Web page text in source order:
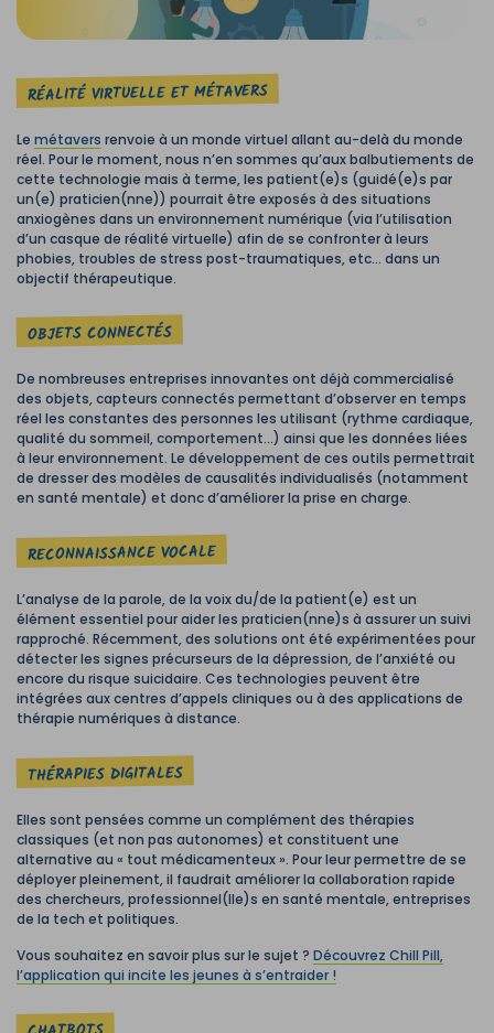
RÉALITÉ VIRTUELLE ET MÉTAVERS
Le métavers renvoie à un monde virtuel allant au-delà du monde
réel. Pour le moment, nous n’en sommes qu’aux balbutiements de
cette technologie mais à terme, les patient(e)s (guidé(e)s par
un(e) praticien(nne)) pourrait être exposés à des situations
anxiogènes dans un environnement numérique (via l’utilisation
d’un casque de réalité virtuelle) afin de se confronter à leurs
phobies, troubles de stress post-traumatiques, etc… dans un
objectif thérapeutique.
OBJETS CONNECTÉS
De nombreuses entreprises innovantes ont déjà commercialisé
des objets, capteurs connectés permettant d’observer en temps
réel les constantes des personnes les utilisant (rythme cardiaque,
qualité du sommeil, comportement…) ainsi que les données liées
à leur environnement. Le développement de ces outils permettrait
de dresser des modèles de causalités individualisés (notamment
en santé mentale) et donc d’améliorer la prise en charge.
RECONNAISSANCE VOCALE
L’analyse de la parole, de la voix du/de la patient(e) est un
élément essentiel pour aider les praticien(nne)s à assurer un suivi
rapproché. Récemment, des solutions ont été expérimentées pour
détecter les signes précurseurs de la dépression, de l’anxiété ou
encore du risque suicidaire. Ces technologies peuvent être
intégrées aux centres d’appels cliniques ou à des applications de
thérapie numériques à distance.
THÉRAPIES DIGITALES
Elles sont pensées comme un complément des thérapies
classiques (et non pas autonomes) et constituent une
alternative au « tout médicamenteux ». Pour leur permettre de se
déployer pleinement, il faudrait améliorer la collaboration rapide
des chercheurs, professionnel(lle)s en santé mentale, entreprises
de la tech et politiques.
Vous souhaitez en savoir plus sur le sujet ? Découvrez Chill Pill,
l’application qui incite les jeunes à s’entraider !